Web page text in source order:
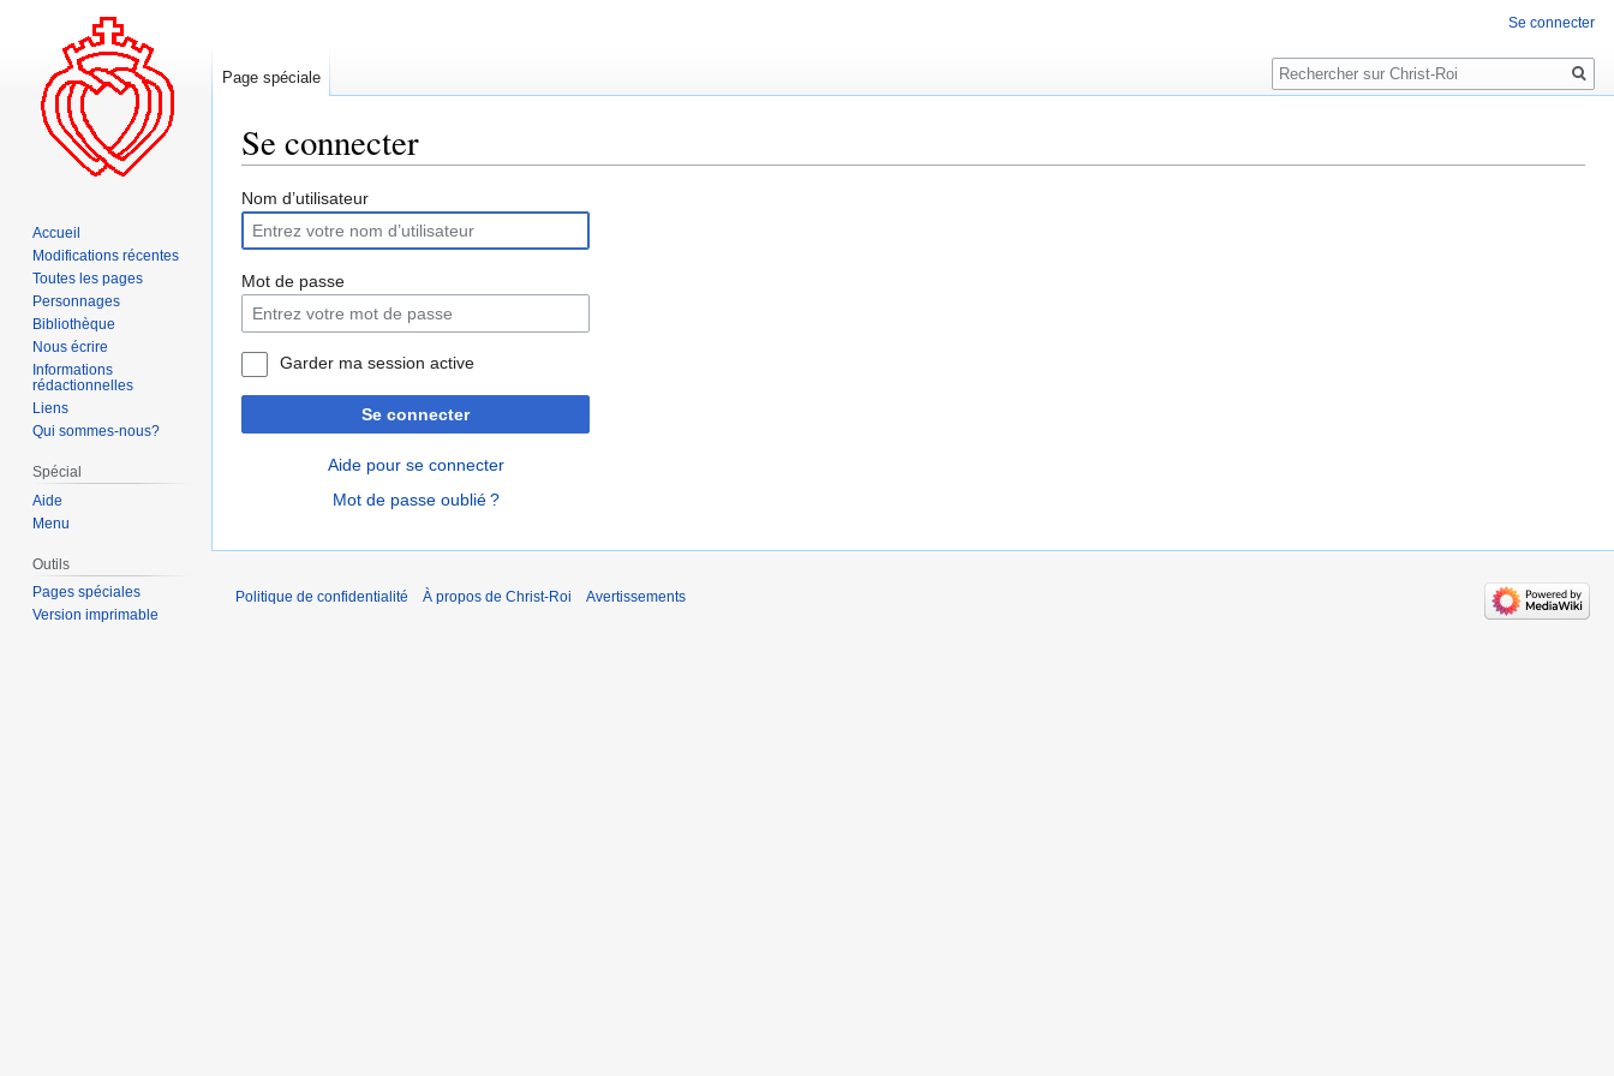
Se connecter
Aller
la
navigation
Aller
la
recherche
Nom d’utilisateur
Mot de passe
Garder ma session active
Se connecter
Aide pour se connecter
Mot de passe oublié ?
Se connecter
Page spéciale
Rechercher
Accueil
Modifications récentes
Toutes les pages
Personnages
Bibliothèque
Nous écrire
Informations
rédactionnelles
Liens
Qui sommes-nous?
Spécial
Aide
Menu
Outils
Pages spéciales
Version imprimable
Politique de confidentialité À propos de Christ-Roi Avertissements